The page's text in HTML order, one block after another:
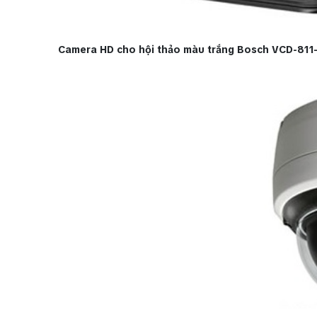
Camera HD cho hội thảo màu trắng Bosch VCD-